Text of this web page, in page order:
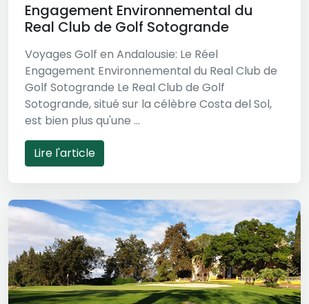
Engagement Environnemental du
Real Club de Golf Sotogrande
Voyages Golf en Andalousie: Le Réel
Engagement Environnemental du Real Club de
Golf Sotogrande Le Real Club de Golf
Sotogrande, situé sur la célèbre Costa del Sol,
est bien plus qu'une ...
Lire l'article